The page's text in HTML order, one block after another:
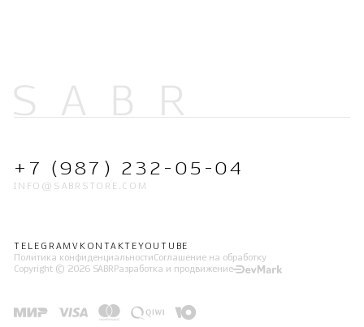
+7 (987) 232-05-04
INFO@SABRSTORE.COM
TELEGRAMVKONTAKTE YOUTUBE
Политика конфиденциальности Соглашение на обработку
Copyright © 2026 SABR Разработка и продвижение